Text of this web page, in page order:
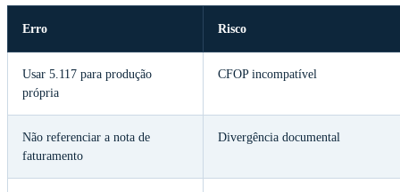
Erro Risco
Usar 5.117 para produção
própria
CFOP incompatível
Não referenciar a nota de
faturamento
Divergência documental